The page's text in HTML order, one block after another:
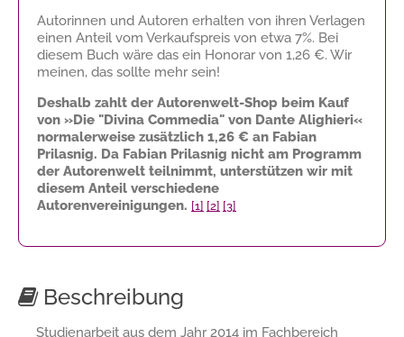
Autorinnen und Autoren erhalten von ihren Verlagen
einen Anteil vom Verkaufspreis von etwa 7%. Bei
diesem Buch wäre das ein Honorar von 1,26 €. Wir
meinen, das sollte mehr sein!
Deshalb zahlt der Autorenwelt-Shop beim Kauf
von »Die "Divina Commedia" von Dante Alighieri«
normalerweise zusätzlich 1,26 € an Fabian
Prilasnig. Da Fabian Prilasnig nicht am Programm
der Autorenwelt teilnimmt, unterstützen wir mit
diesem Anteil verschiedene
Autorenvereinigungen. [1] [2] [3]
Beschreibung
Studienarbeit aus dem Jahr 2014 im Fachbereich